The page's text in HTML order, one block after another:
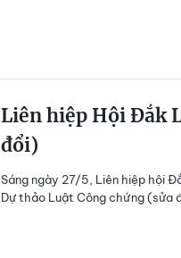
Liên hiệp Hội Đắk
đổi)
Sáng ngày 27/5, Liên hiệp hội
Dự thảo Luật Công chứng (sửa